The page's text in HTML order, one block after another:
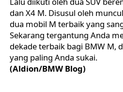
dan X4 M. Disusul oleh
dua mobil M terbaik yang
Sekarang tergantung Anda
dekade terbaik bagi BMW M,
yang paling Anda sukai.
(Aldion/BMW Blog)